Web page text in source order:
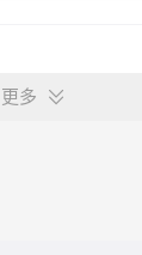
更多